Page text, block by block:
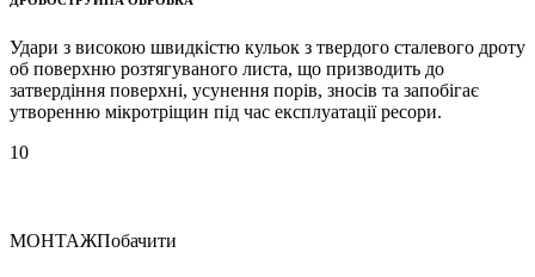
Удари з високою швидкістю кульок з твердого сталевого дроту
об поверхню розтягуваного листа, що призводить до
затвердіння поверхні, усунення порів, зносів та запобігає
утворенню мікротріщин під час експлуатації ресори.
10
МОНТАЖПобачити